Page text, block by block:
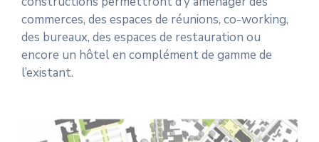
commerces, des espaces de réunions, co-working,
des bureaux, des espaces de restauration ou
encore un hôtel en complément de gamme de
l’existant.